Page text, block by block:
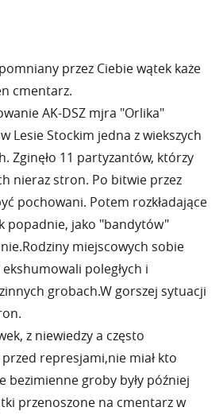
przez Ciebie wątek każe
cmentarz.
AK-DSZ mjra "Orlika"
Lesie Stockim jedna z wiekszych
Zginęło 11 partyzantów, którzy
nieraz stron. Po bitwie przez
pochowani. Potem rozkładające
popadnie, jako "bandytów"
miejscowych sobie
poległych i
grobach.W gorszej sytuacji
z niewiedzy a często
represjami,nie miał kto
bezimienne groby były później
przenoszone na cmentarz w